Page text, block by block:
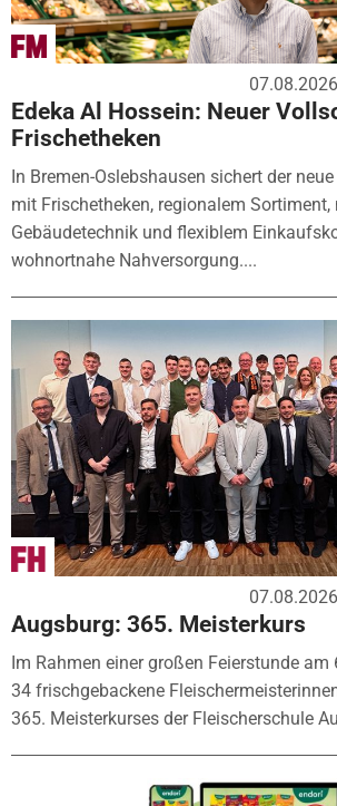
07.08.2026
Edeka Al Hossein: Neuer
Frischetheken
In Bremen-Oslebshausen sichert der
mit Frischetheken, regionalem Sortiment,
Gebäudetechnik und flexiblem
wohnortnahe Nahversorgung....
07.08.2026
Augsburg: 365. Meisterkurs
Im Rahmen einer großen Feierstunde am
34 frischgebackene
365. Meisterkurses der Fleischerschule